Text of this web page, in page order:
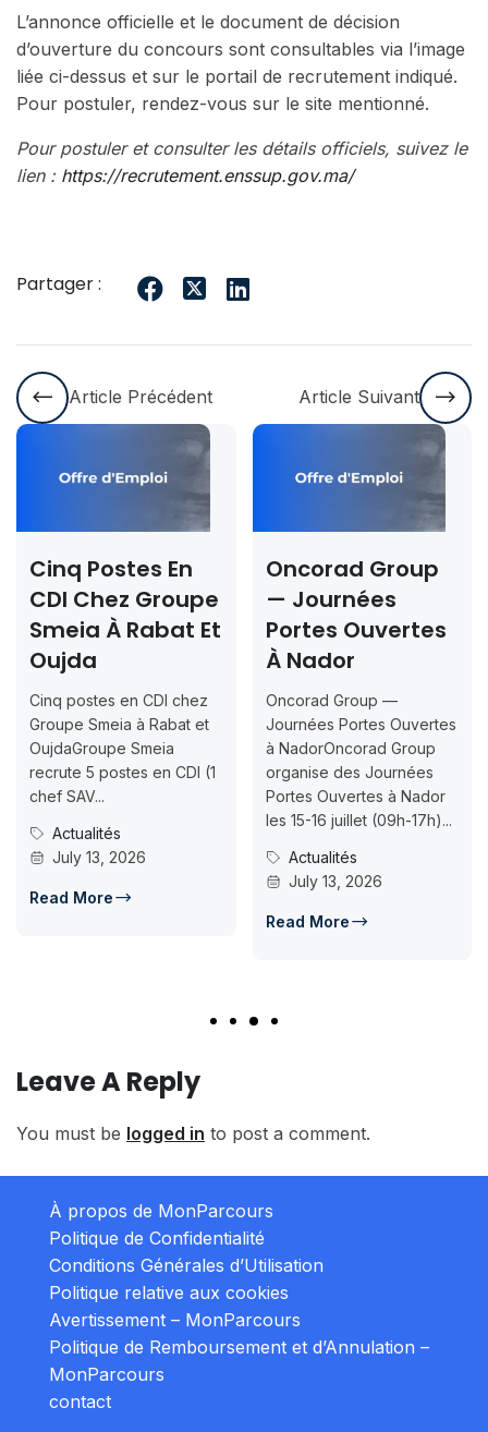
L’annonce officielle et le document de décision
d’ouverture du concours sont consultables via l’image
liée ci-dessus et sur le portail de recrutement indiqué.
Pour postuler, rendez-vous sur le site mentionné.
Pour postuler et consulter les détails officiels, suivez le
lien : https://recrutement.enssup.gov.ma/
Partager :
Article Précédent Article Suivant
Cinq Postes En
CDI Chez Groupe
Smeia À Rabat Et
Oujda
Cinq postes en CDI chez
Groupe Smeia à Rabat et
OujdaGroupe Smeia
recrute 5 postes en CDI (1
chef SAV...
Actualités
July 13, 2026
Read More
Oncorad Group
— Journées
Portes Ouvertes
À Nador
Oncorad Group —
Journées Portes Ouvertes
à NadorOncorad Group
organise des Journées
Portes Ouvertes à Nador
les 15-16 juillet (09h-17h)...
Actualités
July 13, 2026
Read More
Leave A Reply
You must be logged in to post a comment.
À propos de MonParcours
Politique de Confidentialité
Conditions Générales d’Utilisation
Politique relative aux cookies
Avertissement – MonParcours
Politique de Remboursement et d’Annulation –
MonParcours
contact